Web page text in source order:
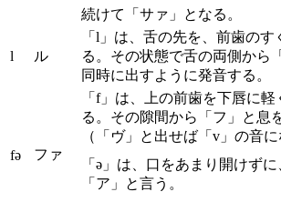
続けて「サァ」となる。
l ル
「l」は、舌の先を、前歯の
る。その状態で舌の両側から
同時に出すように発音する。
fə ファ
「f」は、上の前歯を下唇に
る。その隙間から「フ」と息
（「ヴ」と出せば「v」の音に
「ə」は、口をあまり開けず
「ア」と言う。